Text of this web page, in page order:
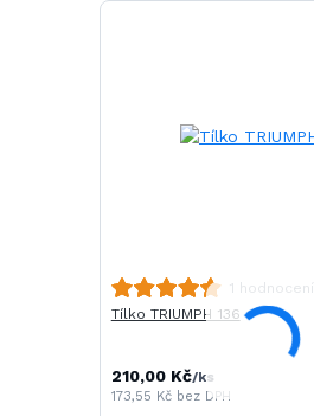
1 hodnocení
Tílko TRIUMPH 136
210,00 Kč/ks
173,55 Kč bez DPH